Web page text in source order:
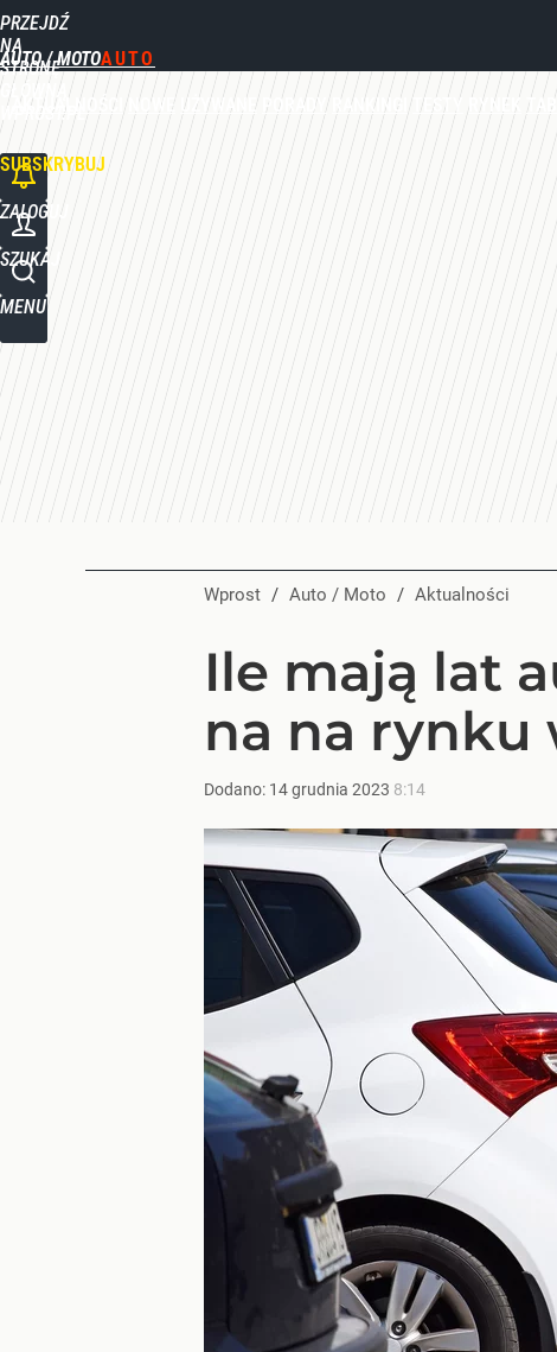
PRZEJDŹ
NA
STRONĘ
GŁÓWNĄ
WPROST.PL
AUTO / MOTO
AKTUALNOŚCI NOWE UŻYWANE PORADY RANKINGI TESTY RYNEK
SUBSKRYBUJ
ZALOGUJ
SZUKAJ
MENU
Wprost / Auto / Moto / Aktualności
Ile mają lat
na na rynku
Dodano: 14grudnia 2023 8:14